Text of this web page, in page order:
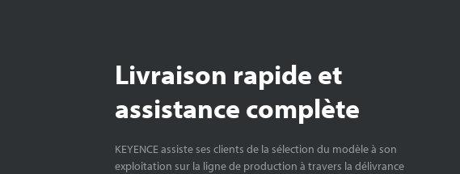
Livraison rapide et
assistance complète
KEYENCE assiste ses clients de la sélection du modèle à son
exploitation sur la ligne de production à travers la délivrance